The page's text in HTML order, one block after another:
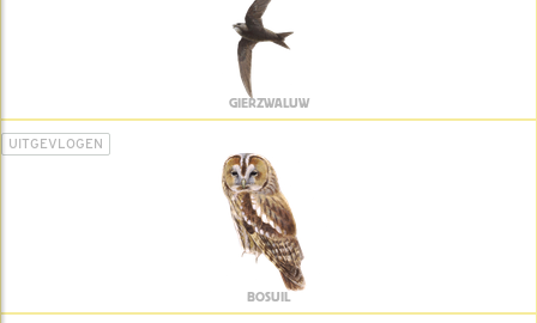
GIERZWALUW
UITGEVLOGEN
BOSUIL